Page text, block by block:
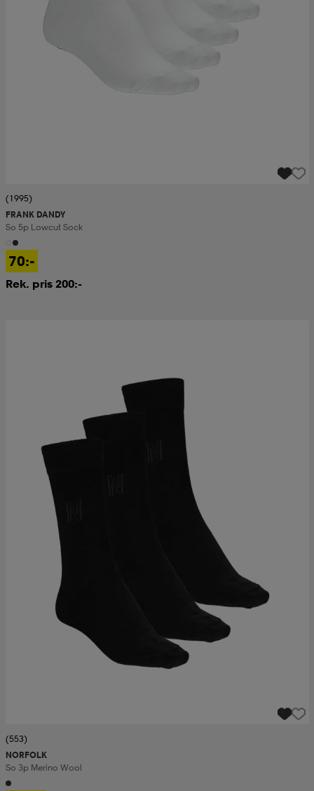
(1995)
FRANK DANDY
So 5p Lowcut Sock
70:-
Rek. pris 200:-
(553)
NORFOLK
So 3p Merino Wool